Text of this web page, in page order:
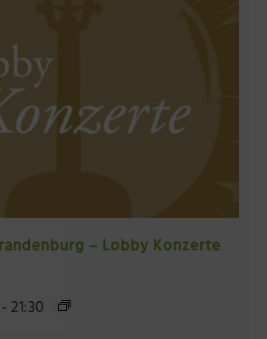
– Lobby Konzerte
-21:30